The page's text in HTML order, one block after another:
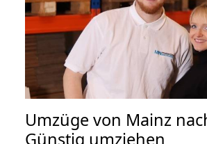
Umzüge von Mainz
Günstig umziehen